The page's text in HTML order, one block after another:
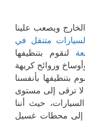
ويصعب علينا
متنقل في
لنقوم بتنظيفها
وروائح كريهة
بتنظيفها بأنفسنا
لا ترقى إلى مستوى
حيث أننا
إلى محطات غسيل